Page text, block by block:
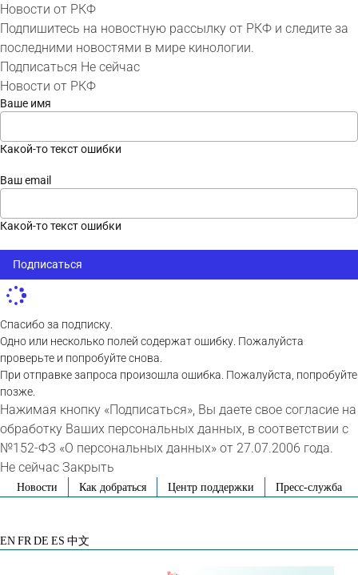
Новости от РКФ
Подпишитесь на новостную рассылку от РКФ и следите за
последними новостями в мире кинологии.
Подписаться Не сейчас
Новости от РКФ
Ваше имя
Какой-то текст ошибки
Ваш email
Какой-то текст ошибки
Подписаться
Спасибо за подписку.
Одно или несколько полей содержат ошибку. Пожалуйста
проверьте и попробуйте снова.
При отправке запроса произошла ошибка. Пожалуйста, попробуйте
позже.
Нажимая кнопку «Подписаться», Вы даете свое согласие на
обработку Ваших персональных данных, в соответствии с
№152-ФЗ «О персональных данных» от 27.07.2006 года.
Не сейчас Закрыть
SkipНовости Как добраться Центр поддержки Пресс-служба
EN FR DE ES 中文